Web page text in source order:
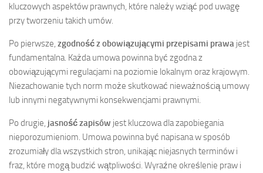
kluczowych aspektów prawnych, które należy wziąć pod uwagę
przy tworzeniu takich umów.
Po pierwsze, zgodność z obowiązującymi przepisami prawa jest
fundamentalna. Każda umowa powinna być zgodna z
obowiązującymi regulacjami na poziomie lokalnym oraz krajowym.
Niezachowanie tych norm może skutkować nieważnością umowy
lub innymi negatywnymi konsekwencjami prawnymi.
Po drugie, jasność zapisów jest kluczowa dla zapobiegania
nieporozumieniom. Umowa powinna być napisana w sposób
zrozumiały dla wszystkich stron, unikając niejasnych terminów i
fraz, które mogą budzić wątpliwości. Wyraźne określenie praw i